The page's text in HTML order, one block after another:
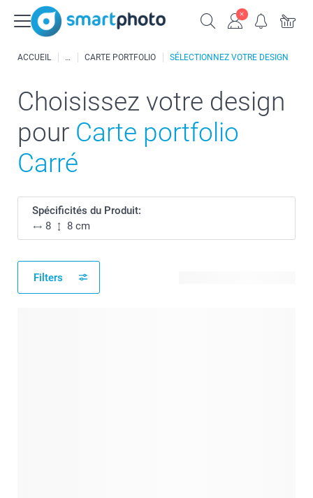
ACCUEIL CARTE PORTFOLIO SÉLECTIONNEZ VOTRE DESIGN
Choisissez votre design
pour Carte portfolio
Carré
Spécificités du Produit:
8
8 cm
Filters